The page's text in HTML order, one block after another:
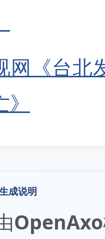
网《台北
成说明
OpenAxo